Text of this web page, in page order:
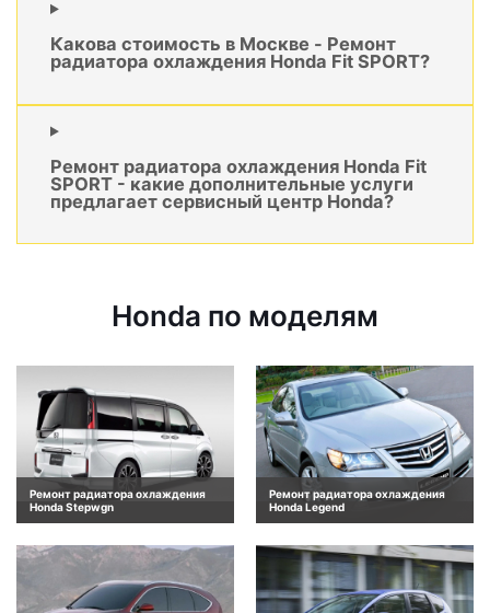
Какова стоимость в Москве - Ремонт
радиатора охлаждения Honda Fit SPORT?
Ремонт радиатора охлаждения Honda Fit
SPORT - какие дополнительные услуги
предлагает сервисный центр Honda?
Honda по моделям
Ремонт радиатора охлаждения
Honda Stepwgn
Ремонт радиатора охлаждения
Honda Legend